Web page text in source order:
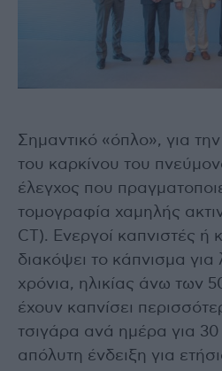
Σημαντικό «όπλο», για
του καρκίνου του
έλεγχος που
τομογραφία χαμηλής
CT). Ενεργοί καπνιστές ή
διακόψει το κάπνισμα για
χρόνια, ηλικίας άνω των
έχουν καπνίσει
τσιγάρα ανά ημέρα για 30
απόλυτη ένδειξη για